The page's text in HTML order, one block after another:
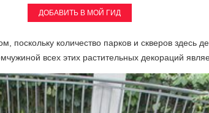
ДОБАВИТЬ В МОЙ ГИД
количество парков и скверов здесь
всех этих растительных декораций